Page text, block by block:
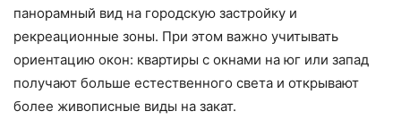
панорамный вид на городскую застройку и
рекреационные зоны. При этом важно учитывать
ориентацию окон: квартиры с окнами на юг или запад
получают больше естественного света и открывают
более живописные виды на закат.